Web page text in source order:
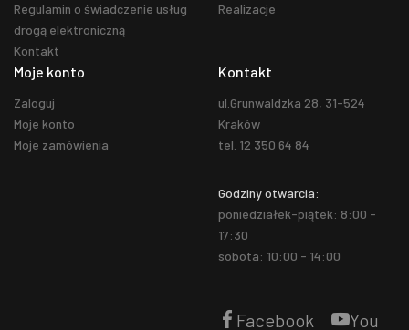
Regulamin o świadczenie usług
drogą elektroniczną
Kontakt
Realizacje
Moje konto
Zaloguj
Moje konto
Moje zamówienia
Kontakt
ul.Grunwaldzka 28, 31-524
Kraków
tel. 12 350 64 84
Godziny otwarcia:
poniedziałek-piątek: 8:00 -
17:30
sobota: 10:00 - 14:00
Facebook You